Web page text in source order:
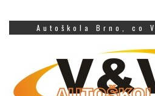
Autoškola Brno, co